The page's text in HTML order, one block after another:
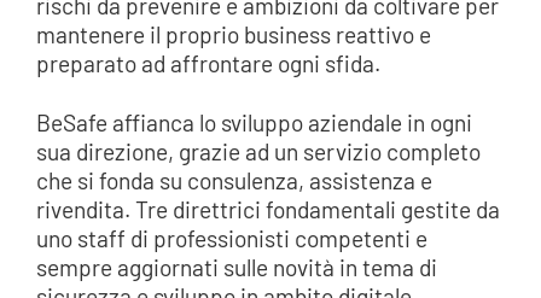
rischi da prevenire e ambizioni da coltivare per
mantenere il proprio business reattivo e
preparato ad affrontare ogni sfida.
BeSafe affianca lo sviluppo aziendale in ogni
sua direzione, grazie ad un servizio completo
che si fonda su consulenza, assistenza e
rivendita. Tre direttrici fondamentali gestite da
uno staff di professionisti competenti e
sempre aggiornati sulle novità in tema di